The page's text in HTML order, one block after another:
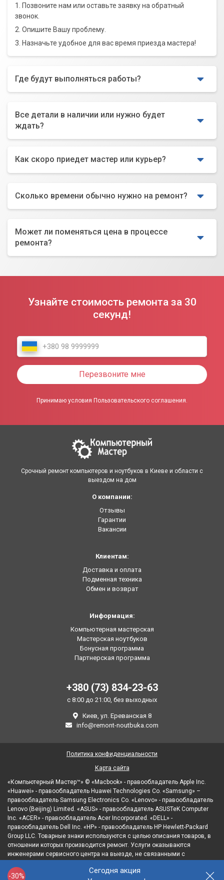
-30%
Сегодня акция
1. Позвоните нам или оставьте заявку на обратный
звонок.
2. Опишите Вашу проблему.
3. Назначьте удобное для вас время приезда мастера!
Где будут выполняться работы?
Все детали в наличии или нужно будет
ждать?
Как скоро приедет мастер или курьер?
Сколько времени обычно нужно на ремонт?
Может ли поменяться цена в процессе
ремонта?
Узнайте стоимость ремонта за 30
секунд!
Перезвоните мне
Принимаю условия Пользовательского соглашения.
Срочный ремонт компьютеров и ноутбуков в Киеве и области с
выездом на дом
О компании:
Отзывы
Гарантии
Вакансии
Клиентам:
Доставка и оплата
Подменная техника
Обмен и возврат
Информация:
Компьютерная мастерская
Мастерская ноутбуков
Бонусная программа
Партнерская программа
+380 (73) 834-23-63
с 8:00 до 21:00, без выходных
Киев, ул. Ереванская 8
info@remont-noutbuka.com
«Компьютерный Мастер™» © «Macbook» - правообладатель Apple Inc.
«Huawei» - правообладатель Huawei Technologies Co. «Samsung» –
правообладатель Samsung Electronics Co. «Lenovo» - правообладатель
Lenovo (Beijing) Limited. «ASUS» - правообладатель ASUSTeK Computer
Inc. «ACER» - правообладатель Acer Incorporated. «DELL» -
правообладатель Dell Inc. «HP» - правообладатель HP Hewlett-Packard
Group LLC. Товарные знаки используются с целью описания товаров, в
отношении которых производится ремонт. Услуги оказываются
инженерами сервисного центра на выезде, не связанными с
представителями в отношении товаров, которые уже были введены в
Политика конфиденциальности
Карта сайта